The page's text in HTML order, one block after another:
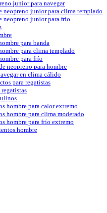
junior para navegar
neopreno junior para clima templado
neopreno junior para frío
para banda
para clima templado
para frío
neopreno para hombre
en clima cálido
para regatistas
regatistas
hombre para calor extremo
hombre para clima moderado
hombre para frío extremo
hombre